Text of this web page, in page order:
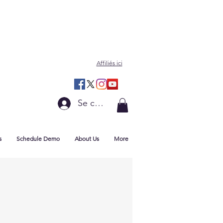
Affiliés ici
Se connecter
Schedule Demo About Us More